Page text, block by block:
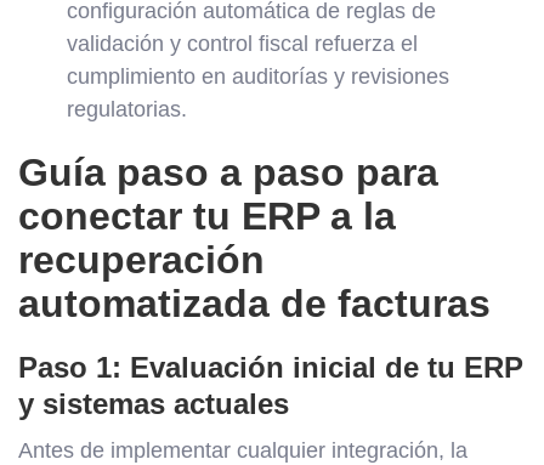
configuración automática de reglas de
validación y control fiscal refuerza el
cumplimiento en auditorías y revisiones
regulatorias.
Guía paso a paso para
conectar tu ERP a la
recuperación
automatizada de facturas
Paso 1: Evaluación inicial de tu ERP
y sistemas actuales
Antes de implementar cualquier integración, la